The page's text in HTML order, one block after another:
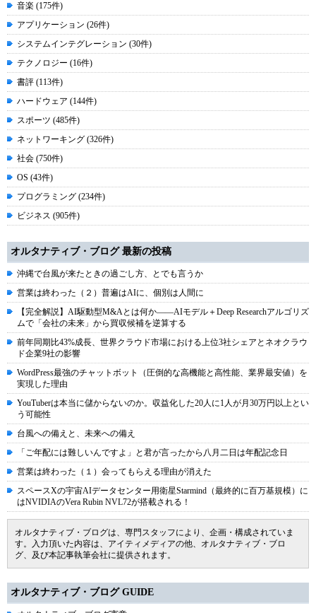
音楽 (175件)
アプリケーション (26件)
システムインテグレーション (30件)
テクノロジー (16件)
書評 (113件)
ハードウェア (144件)
スポーツ (485件)
ネットワーキング (326件)
社会 (750件)
OS (43件)
プログラミング (234件)
ビジネス (905件)
オルタナティブ・ブログ 最新の投稿
沖縄で台風が来たときの過ごし方、とでも言うか
営業は終わった（２）普遍はAIに、個別は人間に
【完全解説】AI駆動型M&Aとは何か――AIモデル＋Deep Researchアルゴリズ
ムで「会社の未来」から買収候補を逆算する
前年同期比43%成長、世界クラウド市場における上位3社シェアとネオクラウ
ド企業9社の影響
WordPress最強のチャットボット（圧倒的な高機能と高性能、業界最安値）を
実現した理由
YouTuberは本当に儲からないのか。収益化した20人に1人が月30万円以上とい
う可能性
台風への備えと、未来への備え
「ご年配には難しいんですよ」と君が言ったから八月二日は年配記念日
営業は終わった（１）会ってもらえる理由が消えた
スペースXの宇宙AIデータセンター用衛星Starmind（最終的に百万基規模）に
はNVIDIAのVera Rubin NVL72が搭載される！
オルタナティブ・ブログは、専門スタッフにより、企画・構成されていま
す。入力頂いた内容は、アイティメディアの他、オルタナティブ・ブロ
グ、及び本記事執筆会社に提供されます。
オルタナティブ・ブログ GUIDE